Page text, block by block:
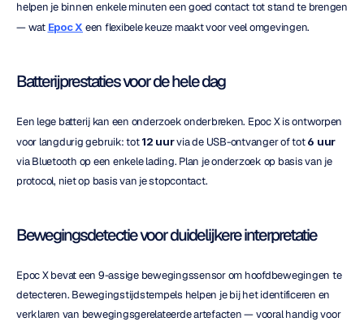
helpen je binnen enkele minuten een goed contact tot stand te brengen
— wat Epoc X een flexibele keuze maakt voor veel omgevingen.
Batterijprestaties voor de hele dag
Een lege batterij kan een onderzoek onderbreken. Epoc X is ontworpen
voor langdurig gebruik: tot 12 uur via de USB-ontvanger of tot 6 uur
via Bluetooth op een enkele lading. Plan je onderzoek op basis van je
protocol, niet op basis van je stopcontact.
Bewegingsdetectie voor duidelijkere interpretatie
Epoc X bevat een 9-assige bewegingssensor om hoofdbewegingen te
detecteren. Bewegingstijdstempels helpen je bij het identificeren en
verklaren van bewegingsgerelateerde artefacten — vooral handig voor